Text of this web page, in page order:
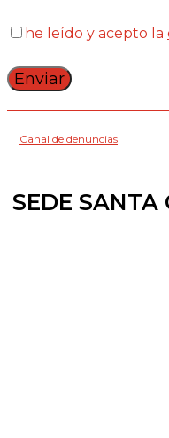
he leído y acepto la
Canal de denuncias
SEDE SANTA